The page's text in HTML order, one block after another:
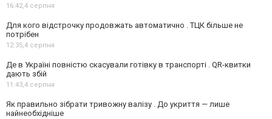
16:42,4 серпня
Для кого відстрочку продовжать автоматично . ТЦК більше не
потрібен
12:35,4 серпня
Де в Україні повністю скасували готівку в транспорті . QR-квитки
дають збій
11:43,4 серпня
Як правильно зібрати тривожну валізу . До укриття — лише
найнеобхідніше